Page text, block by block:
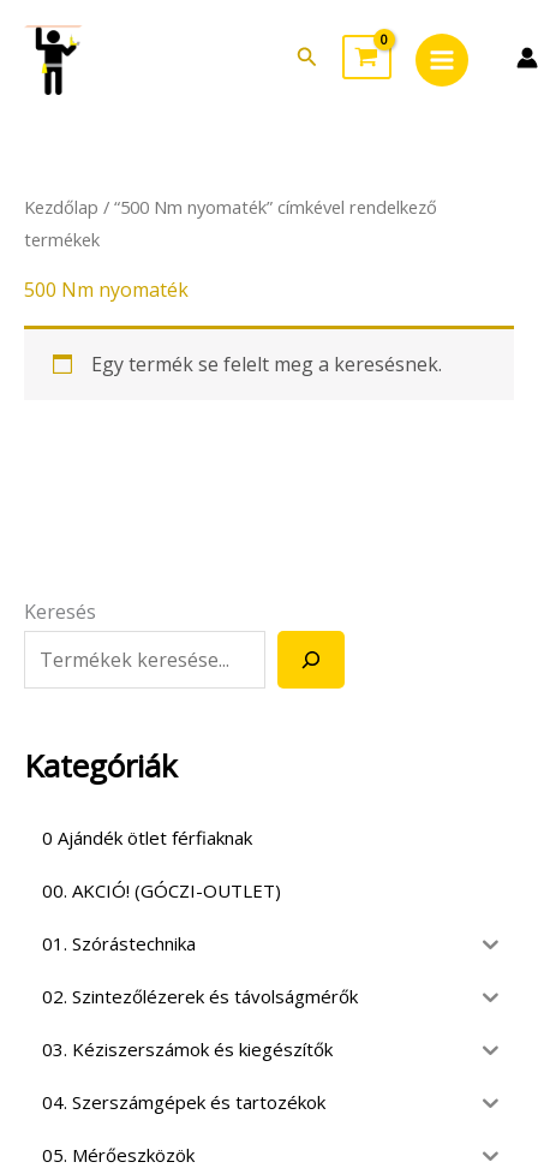
content
Search
Menu
Keresés
Kategóriák
0 Ajándék ötlet férfiaknak
00. AKCIÓ! (GÓCZI-OUTLET)
01. Szórástechnika
02. Szintezőlézerek és távolságmérők
03. Kéziszerszámok és kiegészítők
04. Szerszámgépek és tartozékok
05. Mérőeszközök
Kezdőlap / “500 Nm nyomaték” címkével rendelkező
termékek
500 Nm nyomaték
Egy termék se felelt meg a keresésnek.